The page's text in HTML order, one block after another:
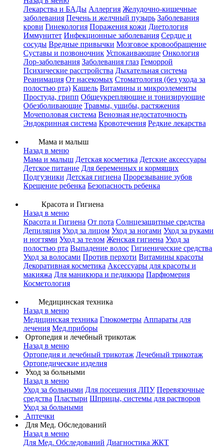
Лекарства и БАДы Аллергия Желудочно-кишечные
заболевания Печень и желчный пузырь Заболевания
крови Гинекология Поражения кожи Диетология
Иммунитет Инфекционные заболевания Сердце и
сосуды Вредные привычки Мозговое кровообращение
Суставы и позвоночник Успокаивающие Онкология
Лор-заболевания Заболевания глаз Геморрой
Психические расстройства Дыхательная система
Реанимация От насекомых Стоматология (без ухода за
полостью рта) Кашель Витамины и микроэлементы
Простуда, грипп Общеукрепляющие и тонизирующие
Обезболивающие Травмы, ушибы, растяжения
Мочеполовая система Венозная недостаточность
Эндокринная система Кровотечения Редкие лекарства
Мама и малыш
Назад в меню
Мама и малыш Детская косметика Детские аксессуары
Детское питание Для беременных и кормящих
Подгузники Детская гигиена Прорезывание зубов
Крещение ребенка Безопасность ребенка
Красота и Гигиена
Назад в меню
Красота и Гигиена От пота Солнцезащитные средства
Депиляция Уход за лицом Уход за ногами Уход за руками
и ногтями Уход за телом Женская гигиена Уход за
полостью рта Выпадение волос Гигиенические средства
Уход за волосами Против перхоти Витамины красоты
Декоративная косметика Аксессуары для красоты и
макияжа Для маникюра и педикюра Парфюмерия
Косметология
Медицинская техника
Назад в меню
Медицинская техника Глюкометры Аппараты для
лечения Мед.приборы
Ортопедия и лечебный трикотаж
Назад в меню
Ортопедия и лечебный трикотаж Лечебный трикотаж
Ортопедические изделия
Уход за больными
Назад в меню
Уход за больными Для посещения ЛПУ Перевязочные
средства Пластыри Шприцы, системы для растворов
Уход за больными
Аптечки
Для Мед. Обследований
Назад в меню
Для Мед. Обследований Диагностика ЖКТ